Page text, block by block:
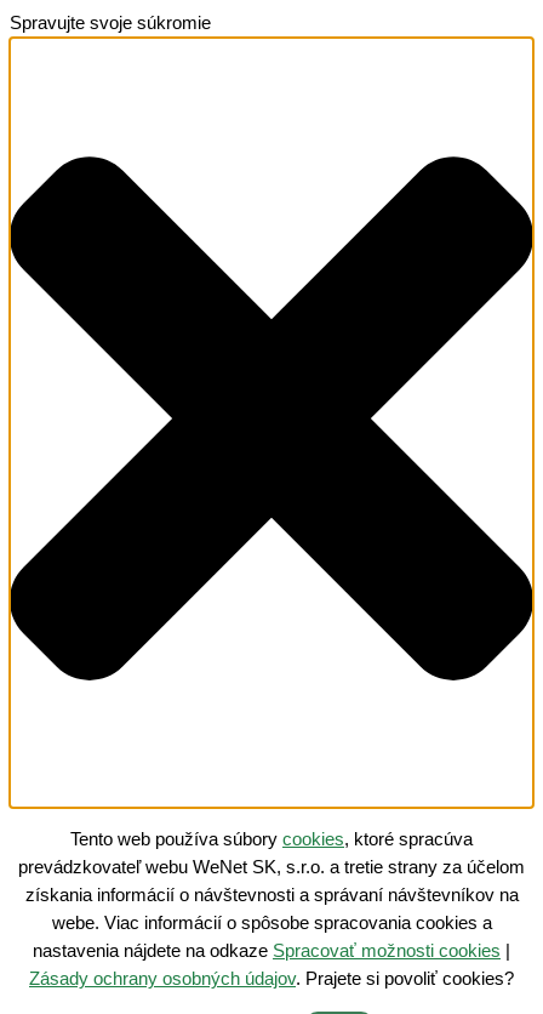
Spravujte svoje súkromie
Tento web používa súbory cookies, ktoré spracúva
prevádzkovateľ webu WeNet SK, s.r.o. a tretie strany za účelom
získania informácií o návštevnosti a správaní návštevníkov na
webe. Viac informácií o spôsobe spracovania cookies a
nastavenia nájdete na odkaze Spracovať možnosti cookies
Zásady ochrany osobných údajov. Prajete si povoliť cookies?